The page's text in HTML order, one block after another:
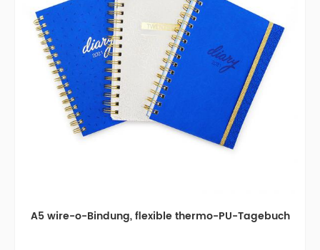
A5 wire-o-Bindung, flexible thermo-PU-Tagebuch